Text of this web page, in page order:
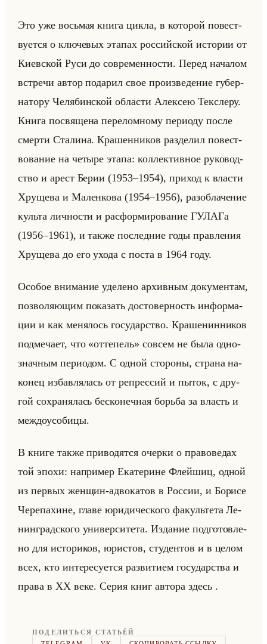
Это уже восьмая книга цикла, в ко­то­рой по­вест­
ву­ет­ся о клю­че­вых эта­пах рос­сийской ис­то­рии от
Ки­ев­ской Руси до со­вре­мен­но­сти. Перед на­ча­лом
встре­чи автор по­да­рил свое про­из­ве­де­ние гу­бер­
на­то­ру Че­ля­бин­ской об­ла­сти Алек­сею Тексле­ру.
Книга по­свя­ще­на пе­ре­лом­но­му пе­ри­оду после
смер­ти Ста­ли­на. Кра­шен­ни­ков раз­де­лил по­вест­
во­ва­ние на че­ты­ре этапа: кол­лек­тив­ное ру­ко­вод­
ство и арест Берии (1953–1954), при­ход к вла­сти
Хру­ще­ва и Ма­лен­ко­ва (1954–1956), раз­об­ла­че­ние
культа лич­но­сти и рас­фор­ми­ро­ва­ние ГУ­ЛА­Га
(1956–1961), и также по­след­ние годы прав­ле­ния
Хру­ще­ва до его ухода с поста в 1964 году.
Осо­бое вни­ма­ние уде­ле­но ар­хив­ным до­ку­мен­там,
поз­во­ля­ющим по­ка­зать до­сто­вер­ность ин­фор­ма­
ции и как ме­ня­лось го­су­дар­ство. Кра­ше­нин­ни­ков
под­ме­ча­ет, что «оттепель» со­всем не была од­но­
знач­ным пе­ри­одом. С одной сто­ро­ны, стра­на на­
ко­нец из­бав­ля­лась от ре­прес­сий и пыток, с дру­
гой со­хра­ня­лась бес­ко­неч­ная борьба за власть и
меж­до­усо­би­цы.
В книге также при­во­дят­ся очер­ки о пра­во­ве­дах
той эпохи: на­при­мер Ека­те­рине Флейшиц, одной
из пер­вых жен­щин-ад­во­ка­тов в Рос­сии, и Бо­ри­се
Че­ре­па­хине, главе юри­ди­че­ско­го фа­культе­та Ле­
нин­град­ско­го уни­вер­си­те­та. Из­да­ние под­го­тов­ле­
но для ис­то­ри­ков, юри­стов, сту­ден­тов и в целом
всех, кто ин­те­ре­су­ет­ся раз­ви­ти­ем го­су­дар­ства и
права в XX веке. Серия книг ав­то­ра здесь .
ПОДЕЛИТЬСЯ СТАТЬЁЙ